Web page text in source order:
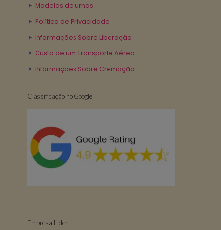
Modelos de urnas
Política de Privacidade
Informações Sobre Liberação
Custo de um Transporte Aéreo
Informações Sobre Cremação
Classificação no Google
Empresa Lider